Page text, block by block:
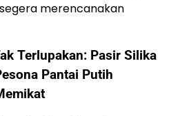
merencanakan
Terlupakan: Pasir Silika
Pantai Putih